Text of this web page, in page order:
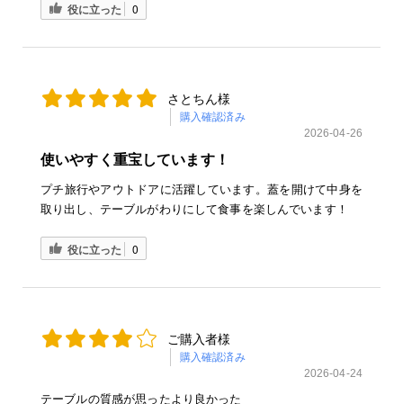
役に立った 0
さとちん様
購入確認済み
2026-04-26
使いやすく重宝しています！
プチ旅行やアウトドアに活躍しています。蓋を開けて中身を
取り出し、テーブルがわりにして食事を楽しんでいます！
役に立った 0
ご購入者様
購入確認済み
2026-04-24
テーブルの質感が思ったより良かった